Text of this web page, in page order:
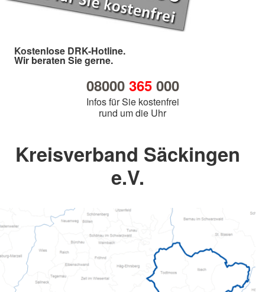
Kostenlose DRK-Hotline.
Wir beraten Sie gerne.
08000 365000
Infos für Sie kostenfrei
rund um die Uhr
Kreisverband Säckingen
e.V.